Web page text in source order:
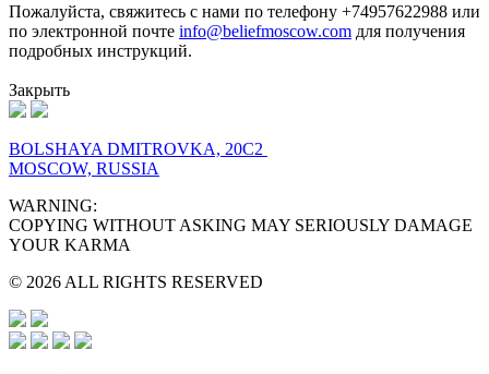
Пожалуйста, свяжитесь с нами по телефону +74957622988 или
по электронной почте info@beliefmoscow.com для получения
подробных инструкций.
Закрыть
BOLSHAYA DMITROVKA, 20C2
MOSCOW, RUSSIA
WARNING:
COPYING WITHOUT ASKING MAY SERIOUSLY DAMAGE
YOUR KARMA
© 2026 ALL RIGHTS RESERVED